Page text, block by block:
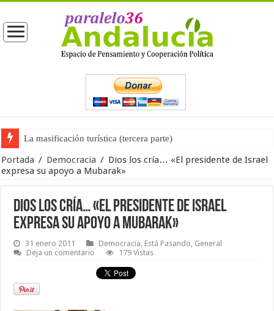
La masificación turística (tercera parte)
La opinión pública ante las próximas elecciones generales
Portada / Democracia / Dios los cría… «El presidente de Israel
expresa su apoyo a Mubarak»
Dios los cría… «El presidente de Israel
expresa su apoyo a Mubarak»
31 enero 2011 Democracia, Está Pasando, General
Deja un comentario
179 Vistas